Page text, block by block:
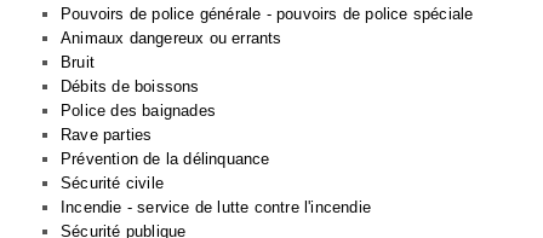
Pouvoirs de police générale - pouvoirs de police spéciale
Animaux dangereux ou errants
Bruit
Débits de boissons
Police des baignades
Rave parties
Prévention de la délinquance
Sécurité civile
Incendie - service de lutte contre l'incendie
Sécurité publique